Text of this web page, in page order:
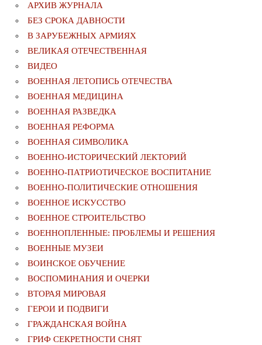
АРХИВ ЖУРНАЛА
БЕЗ СРОКА ДАВНОСТИ
В ЗАРУБЕЖНЫХ АРМИЯХ
ВЕЛИКАЯ ОТЕЧЕСТВЕННАЯ
ВИДЕО
ВОЕННАЯ ЛЕТОПИСЬ ОТЕЧЕСТВА
ВОЕННАЯ МЕДИЦИНА
ВОЕННАЯ РАЗВЕДКА
ВОЕННАЯ РЕФОРМА
ВОЕННАЯ СИМВОЛИКА
ВОЕННО-ИСТОРИЧЕСКИЙ ЛЕКТОРИЙ
ВОЕННО-ПАТРИОТИЧЕСКОЕ ВОСПИТАНИЕ
ВОЕННО-ПОЛИТИЧЕСКИE ОТНОШЕНИЯ
ВОЕННОЕ ИСКУССТВО
ВОЕННОЕ СТРОИТЕЛЬСТВО
ВОЕННОПЛЕННЫЕ: ПРОБЛЕМЫ И РЕШЕНИЯ
ВОЕННЫЕ МУЗЕИ
ВОИНСКОЕ ОБУЧЕНИЕ
ВОСПОМИНАНИЯ И ОЧЕРКИ
ВТОРАЯ МИРОВАЯ
ГЕРОИ И ПОДВИГИ
ГРАЖДАНСКАЯ ВОЙНА
ГРИФ СЕКРЕТНОСТИ СНЯТ